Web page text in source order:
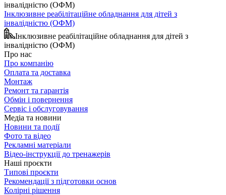
Інклюзивне реабілітаційне обладнання для дітей з
інвалідністю (ОФМ)
Інклюзивне реабілітаційне обладнання для дітей з
інвалідністю (ОФМ)
Про нас
Про компанію
Оплата та доставка
Монтаж
Ремонт та гарантія
Обмін і повернення
Сервіс і обслуговування
Медіа та новини
Новини та події
Фото та відео
Рекламні матеріали
Відео-інструкції до тренажерів
Наші проєкти
Типові проєкти
Рекомендації з підготовки основ
Колірні рішення